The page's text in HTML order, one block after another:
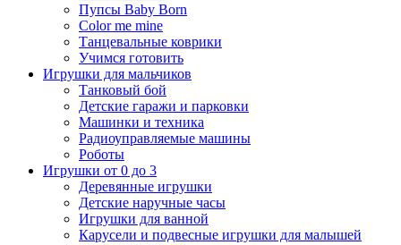
Пупсы Baby Born
Сolor me mine
Танцевальные коврики
Учимся готовить
Игрушки для мальчиков
Танковый бой
Детские гаражи и парковки
Машинки и техника
Радиоуправляемые машины
Роботы
Игрушки от 0 до 3
Деревянные игрушки
Детские наручные часы
Игрушки для ванной
Карусели и подвесные игрушки для малышей